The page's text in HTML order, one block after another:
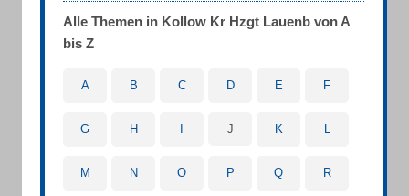
Alle Themen in Kollow Kr Hzgt Lauenb von A
bis Z
A B C D E F
G H J K L
M N O P Q R